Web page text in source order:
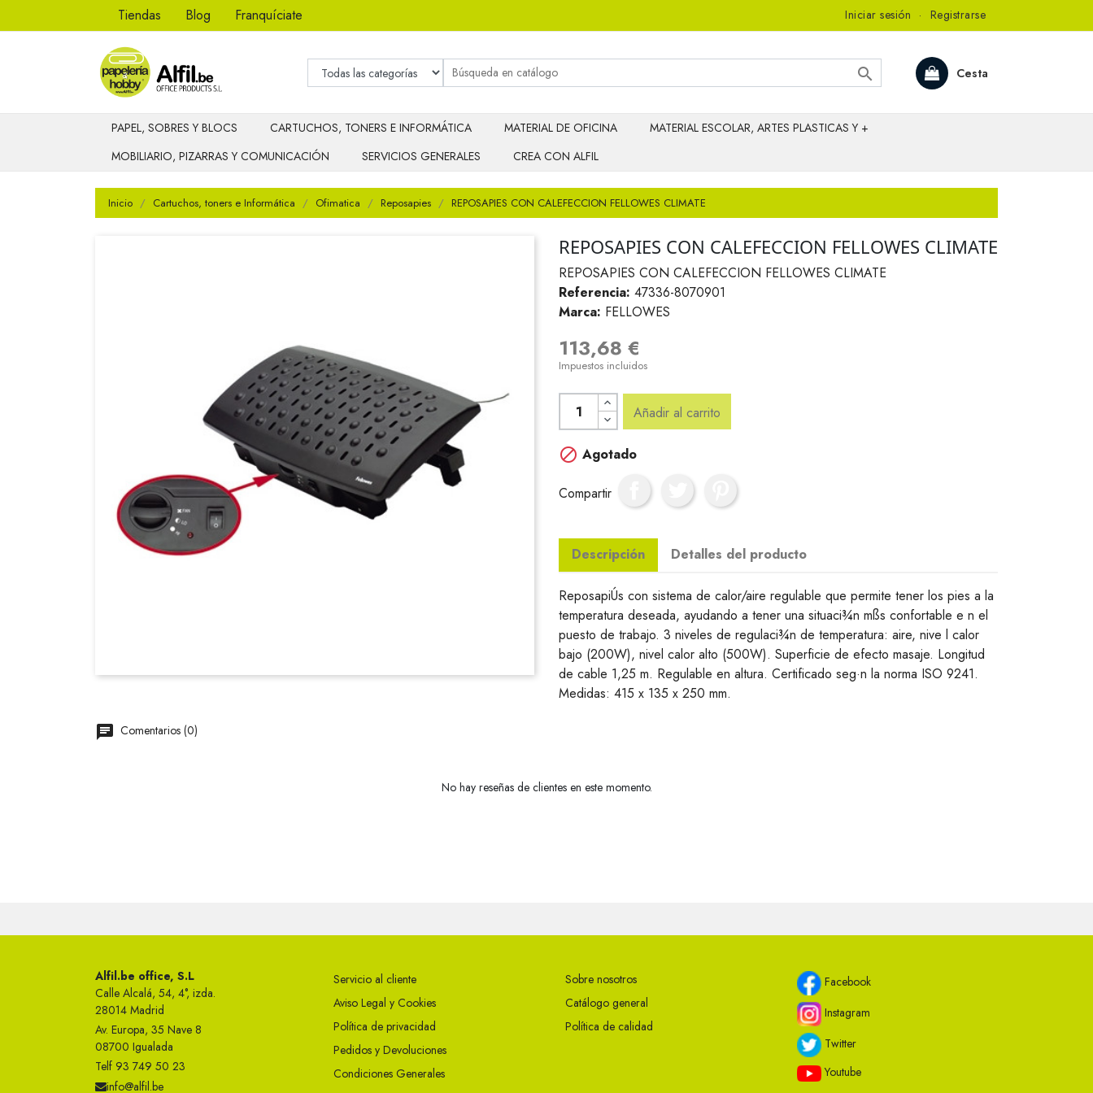
Tiendas Blog Franquíciate Iniciar sesión · Registrarse
Cesta

PAPEL, SOBRES Y BLOCS CARTUCHOS, TONERS E INFORMÁTICA MATERIAL DE OFICINA
MATERIAL ESCOLAR, ARTES PLASTICAS Y +
MOBILIARIO, PIZARRAS Y COMUNICACIÓN
SERVICIOS GENERALES CREA CON ALFIL
Inicio Cartuchos, toners e Informática Ofimatica Reposapies REPOSAPIES CON CALEFECCION FELLOWES CLIMATE
REPOSAPIES CON CALEFECCION FELLOWES CLIMATE
REPOSAPIES CON CALEFECCION FELLOWES CLIMATE
Referencia: 47336-8070901
Marca: FELLOWES
113,68 €
Impuestos incluidos
Añadir al carrito
 Agotado
Compartir
Descripción Detalles del producto
ReposapiÚs con sistema de calor/aire regulable que permite tener los pies a la
temperatura deseada, ayudando a tener una situaci¾n mßs confortable e n el
puesto de trabajo. 3 niveles de regulaci¾n de temperatura: aire, nive l calor
bajo (200W), nivel calor alto (500W). Superficie de efecto masaje. Longitud
de cable 1,25 m. Regulable en altura. Certificado seg·n la norma ISO 9241.
Medidas: 415 x 135 x 250 mm.
Comentarios (0)
No hay reseñas de clientes en este momento.
Alfil.be office, S.L
Calle Alcalá, 54, 4°, izda.
28014 Madrid
Av. Europa, 35 Nave 8
08700 Igualada
Telf 93 749 50 23
info@alfil.be
Servicio al cliente
Aviso Legal y Cookies
Política de privacidad
Pedidos y Devoluciones
Condiciones Generales
Sobre nosotros
Catálogo general
Política de calidad
Facebook
Instagram
Twitter
Youtube